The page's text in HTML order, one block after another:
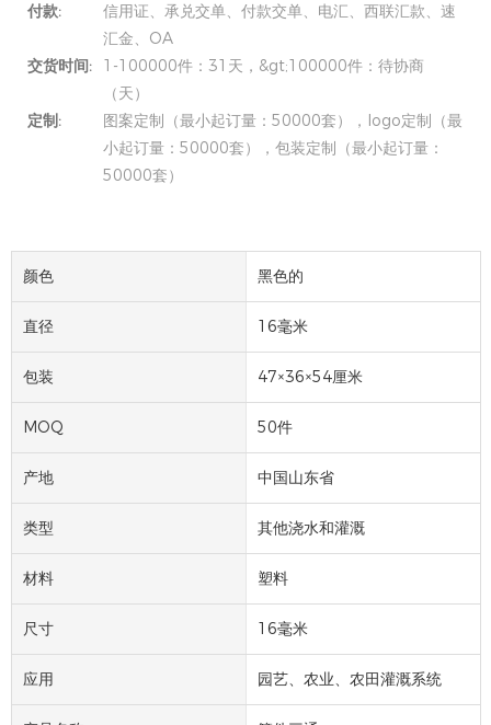
付款:
信用证、承兑交单、付款交单、电汇、西联汇款、速
汇金、OA
交货时间:
1-100000件：31天，&gt;100000件：待协商
（天）
定制:
图案定制（最小起订量：50000套），logo定制（最
小起订量：50000套），包装定制（最小起订量：
50000套）
颜色 黑色的
直径 16毫米
包装 47×36×54厘米
MOQ 50件
产地 中国山东省
类型 其他浇水和灌溉
材料 塑料
尺寸 16毫米
应用 园艺、农业、农田灌溉系统